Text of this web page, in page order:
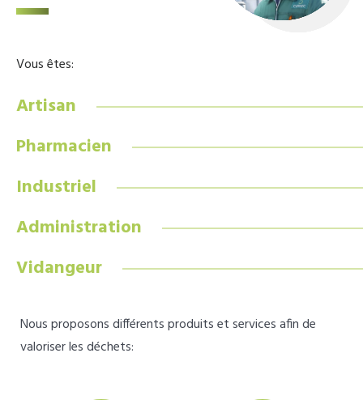
Vous êtes:
Artisan
Pharmacien
Industriel
Administration
Vidangeur
Nous proposons différents produits et services afin de
valoriser les déchets: